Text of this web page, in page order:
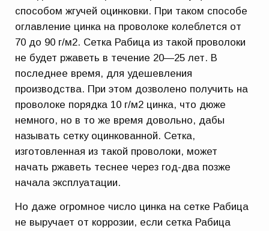
способом жгучей оцинковки. При таком способе
оглавление цинка на проволоке колеблется от
70 до 90 г/м2. Сетка Рабица из такой проволоки
не будет ржаветь в течение 20—25 лет. В
последнее время, для удешевления
производства. При этом дозволено получить на
проволоке порядка 10 г/м2 цинка, что дюже
немного, но в то же время довольно, дабы
называть сетку оцинкованной. Сетка,
изготовленная из такой проволоки, может
начать ржаветь теснее через год-два позже
начала эксплуатации.
Но даже огромное число цинка на сетке Рабица
не выручает от коррозии, если сетка Рабица